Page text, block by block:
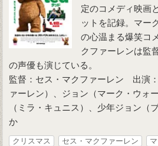
定のコメディ映画
ットを記録。マー
の心温まる爆笑コ
クファーレンは監
の声優も演じている。
監督：セス・マクファーレン 出演
ァーレン）、ジョン（マーク・ウォ
（ミラ・キュニス）、少年ジョン（
か
クリスマス セス・マクファーレン